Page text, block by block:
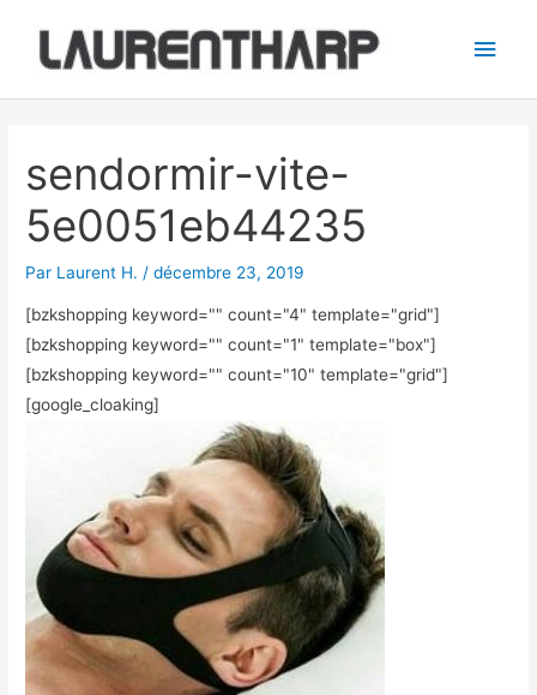
contenu
sendormir-vite-
5e0051eb44235
Par Laurent H. /décembre 23, 2019
[bzkshopping keyword="" count="4" template="grid"]
[bzkshopping keyword="" count="1" template="box"]
[bzkshopping keyword="" count="10" template="grid"]
[google_cloaking]
articles